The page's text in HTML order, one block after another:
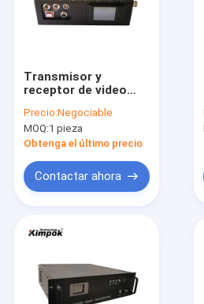
Sobre nosotros
Transmisor y
receptor de video
de 1080p de 20W
COFDM para
transmisión de video
datos
Precio:Negociable
MOQ:1 pieza
Obtenga el último precio
Contactar ahora